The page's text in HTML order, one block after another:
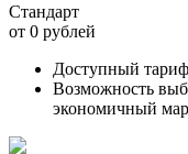
Стандарт
от 0 рублей
Доступный
Возможность
экономичный